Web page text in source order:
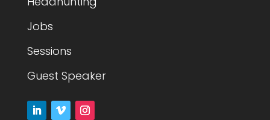
Jobs
Sessions
Guest Speaker